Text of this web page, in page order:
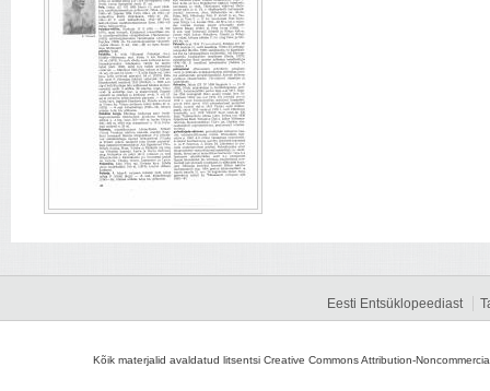
Eesti Entsüklopeediast
Kõik materjalid avaldatud litsentsi Creative Commons Attribution-